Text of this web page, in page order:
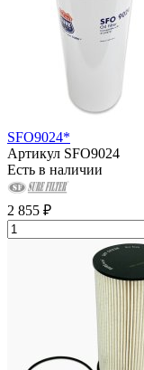
SFO9024*
Артикул SFO9024
Есть в наличии
2 855 ₽